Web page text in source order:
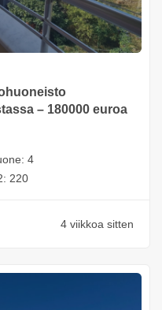
– 180000 euroa
4
220
4 viikkoa sitten